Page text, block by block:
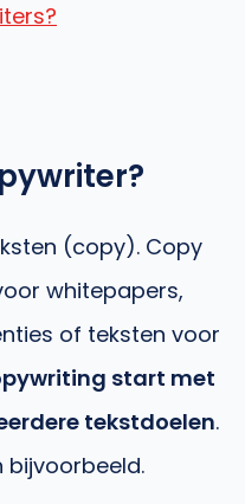
(copy). Copy
whitepapers,
of teksten voor
start met
tekstdoelen.